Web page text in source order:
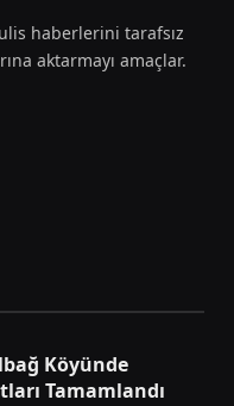
haberlerini tarafsız
aktarmayı amaçlar.
Köyünde
Tamamlandı